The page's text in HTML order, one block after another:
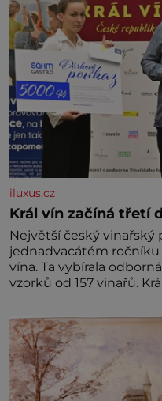
iluxus.cz
Král vín začíná třetí
Největší český vinařský
jednadvacátém
vína. Ta vybírala